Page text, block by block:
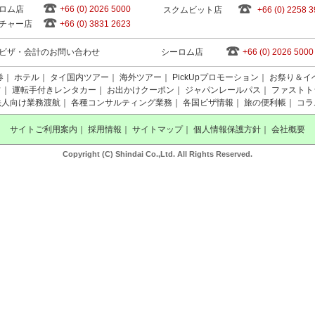
ム店
+66 (0) 2026 5000
ャー店
+66 (0) 3831 2623
スクムビット店 +66 (0) 2258
ザ・会計のお問い合わせ シーロム店 +66 (0) 2026 5000
ホテル タイ国内ツアー 海外ツアー PickUpプロモーション
お祭り＆イ
運転手付きレンタカー お出かけクーポン ジャパンレールパス
ファスト
向け業務渡航
各種コンサルティング業務 各国ビザ情報 旅の便利帳 コ
サイトご利用案内 採用情報 サイトマップ｜ 個人情報保護方針 会社概要
Copyright (C) Shindai Co.,Ltd. All Rights Reserved.